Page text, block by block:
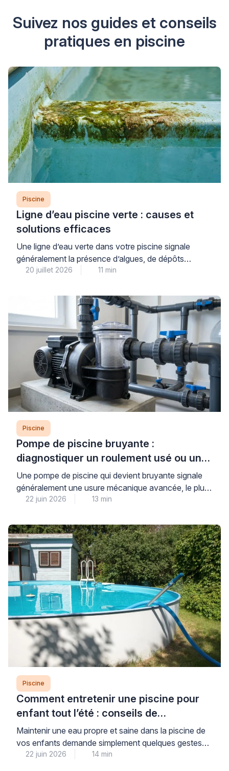
Suivez nos guides et conseils
pratiques en piscine
Piscine
Ligne d’eau piscine verte : causes et
solutions efficaces
Une ligne d’eau verte dans votre piscine signale
généralement la présence d’algues, de dépôts
organiques ou de résidus calcaires qui se fixent à la
problème courant, aussi inesthétique qu’il puisse
paraître, se traite efficacement à condition d’identifier
précisément sa nature et d’adopter une méthode
progressive adaptée […]
20 juillet 2026 11 min
Piscine
Pompe de piscine bruyante :
diagnostiquer un roulement usé ou un
défaut mécanique
Une pompe de piscine qui devient bruyante signale
généralement une usure mécanique avancée, le plus
souvent au niveau des roulements, ou un défaut
l’ensemble du système de filtration. Cette situation,
fréquente après plusieurs saisons d’utilisation,
nécessite un diagnostic rapide pour éviter une
détérioration complète du moteur et préserver la […]
22 juin 2026 13 min
Piscine
Comment entretenir une piscine pour
enfant tout l’été : conseils de
professionnel
Maintenir une eau propre et saine dans la piscine de
vos enfants demande simplement quelques gestes
réguliers mais faciles à intégrer dans votre routine
22 juin 2026 14 min